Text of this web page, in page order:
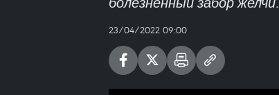
23/04/2022 09:00